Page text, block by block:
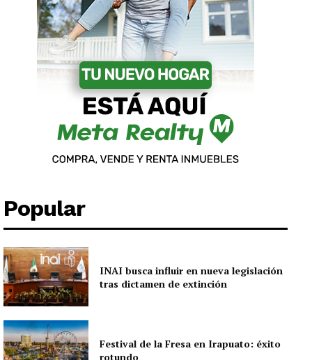
Popular
INAI busca influir en nueva legislación
tras dictamen de extinción
Festival de la Fresa en Irapuato: éxito
rotundo